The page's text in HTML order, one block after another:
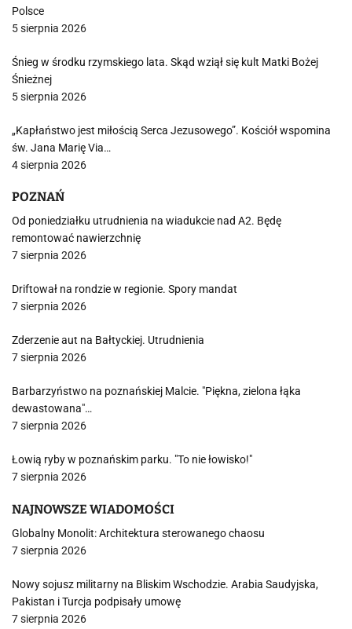
Polsce
5 sierpnia 2026
Śnieg w środku rzymskiego lata. Skąd wziął się kult Matki Bożej
Śnieżnej
5 sierpnia 2026
„Kapłaństwo jest miłością Serca Jezusowego”. Kościół wspomina
św. Jana Marię Via…
4 sierpnia 2026
POZNAŃ
Od poniedziałku utrudnienia na wiadukcie nad A2. Będę
remontować nawierzchnię
7 sierpnia 2026
Driftował na rondzie w regionie. Spory mandat
7 sierpnia 2026
Zderzenie aut na Bałtyckiej. Utrudnienia
7 sierpnia 2026
Barbarzyństwo na poznańskiej Malcie. "Piękna, zielona łąka
dewastowana"…
7 sierpnia 2026
Łowią ryby w poznańskim parku. "To nie łowisko!"
7 sierpnia 2026
NAJNOWSZE WIADOMOŚCI
Globalny Monolit: Architektura sterowanego chaosu
7 sierpnia 2026
Nowy sojusz militarny na Bliskim Wschodzie. Arabia Saudyjska,
Pakistan i Turcja podpisały umowę
7 sierpnia 2026